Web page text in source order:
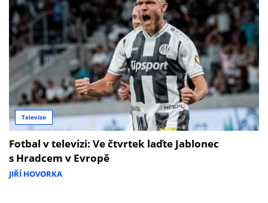
Televize
Fotbal v televizi: Ve čtvrtek laďte Jablonec
s Hradcem v Evropě
JIŘÍ HOVORKA